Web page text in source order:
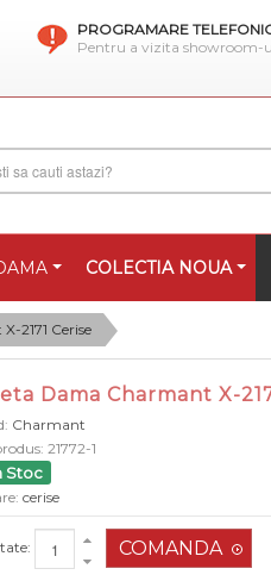
PROGRAMARE
Pentru a vizita showroom-
COLECTIA NOUA
2171 Cerise
Dama Charmant X-
Charmant
21772-1
Stoc
cerise